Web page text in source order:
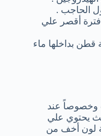
الحاجب .
5 – 30 دقيقة أو فترة أقصر علي
قطن بداخلها ماء
وخصوصاً عند
يحتوي علي
لون أخف من